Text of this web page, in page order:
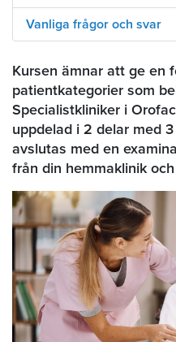
Vanliga frågor och svar
Kursen ämnar att ge en
patientkategorier som
Specialistkliniker i
uppdelad i 2 delar med
avslutas med en
från din hemmaklinik